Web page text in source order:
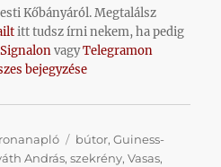
Kőbányáról. Megtalálsz
itt tudsz írni nekem, ha pedig
SignalonvagyTelegramon
bejegyzése
Címke
bútor,Guiness-
András,szekrény,Vasas,